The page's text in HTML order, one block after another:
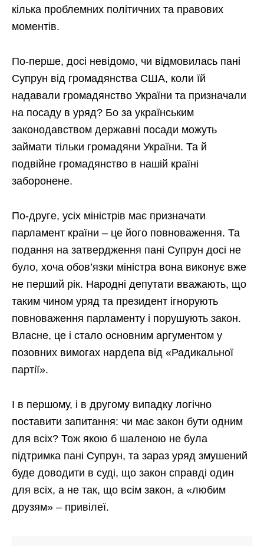
кілька проблемних політичних та правових
моментів.
По-перше, досі невідомо, чи відмовилась пані
Супрун від громадянства США, коли їй
надавали громадянство України та призначали
на посаду в уряд? Бо за українським
законодавством державні посади можуть
займати тільки громадяни України. Та й
подвійне громадянство в нашій країні
заборонене.
По-друге, усіх міністрів має призначати
парламент країни – це його повноваження. Та
подання на затвердження пані Супрун досі не
було, хоча обов’язки міністра вона виконує вже
не перший рік. Народні депутати вважають, що
таким чином уряд та президент ігнорують
повноваження парламенту і порушують закон.
Власне, це і стало основним аргументом у
позовних вимогах нардепа від «Радикальної
партії».
І в першому, і в другому випадку логічно
поставити запитання: чи має закон бути одним
для всіх? Тож якою б шаленою не була
підтримка пані Супрун, та зараз уряд змушений
буде доводити в суді, що закон справді один
для всіх, а не так, що всім закон, а «любим
друзям» – привілеї.